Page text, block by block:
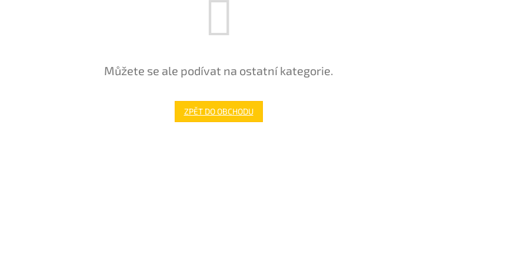
Můžete se ale podívat na ostatní kategorie.
ZPĚT DO OBCHODU